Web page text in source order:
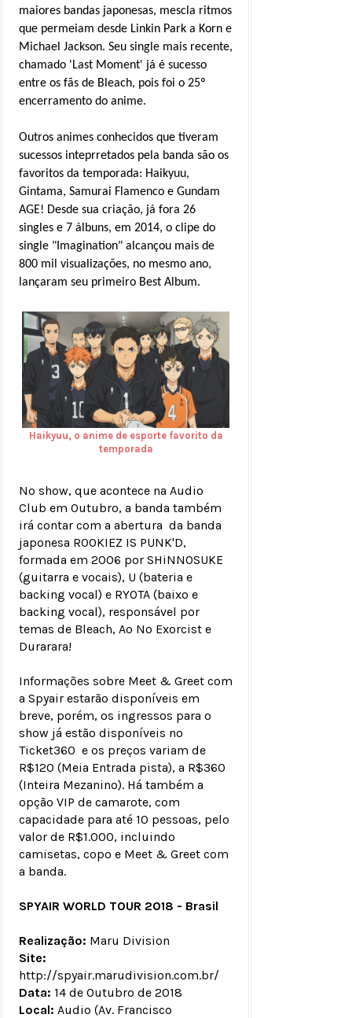
maiores bandas japonesas, mescla ritmos
que permeiam desde Linkin Park a Korn e
Michael Jackson. Seu single mais recente,
chamado 'Last Moment' já é sucesso
entre os fãs de Bleach, pois foi o 25º
encerramento do anime.
Outros animes conhecidos que tiveram
sucessos inteprretados pela banda são os
favoritos da temporada: Haikyuu,
Gintama, Samurai Flamenco e Gundam
AGE! Desde sua criação, já fora 26
singles e 7 álbuns, em 2014, o clipe do
single "Imagination" alcançou mais de
800 mil visualizações, no mesmo ano,
lançaram seu primeiro Best Album.
Haikyuu, o anime de esporte favorito da
temporada
No show, que acontece na Audio
Club em Outubro, a banda também
irá contar com a abertura da banda
japonesa ROOKIEZ IS PUNK'D,
formada em 2006 por SHiNNOSUKE
(guitarra e vocais), U (bateria e
backing vocal) e RYOTA (baixo e
backing vocal), responsável por
temas de Bleach, Ao No Exorcist e
Durarara!
Informações sobre Meet & Greet com
a Spyair estarão disponíveis em
breve, porém, os ingressos para o
show já estão disponíveis no
Ticket360 e os preços variam de
R$120 (Meia Entrada pista), a R$360
(Inteira Mezanino). Há também a
opção VIP de camarote, com
capacidade para até 10 pessoas, pelo
valor de R$1.000, incluindo
camisetas, copo e Meet & Greet com
a banda.
SPYAIR WORLD TOUR 2018 - Brasil
Realização: Maru Division
Site:
http://spyair.marudivision.com.br/
Data: 14 de Outubro de 2018
Local: Audio (Av. Francisco